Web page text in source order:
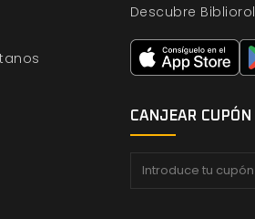
Descubre Bibliorol
CANJEAR CUPÓN